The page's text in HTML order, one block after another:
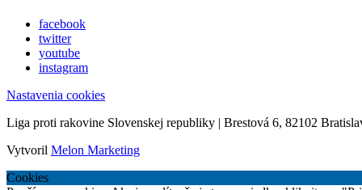
facebook
twitter
youtube
instagram
Nastavenia cookies
Liga proti rakovine Slovenskej republiky | Brestová 6, 82102
Vytvoril Melon Marketing
Cookies